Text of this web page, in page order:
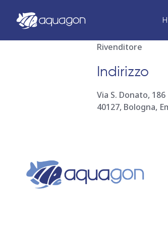
Rivenditore
Indirizzo
Via S. Donato, 186
40127, Bologna,